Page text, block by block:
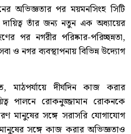
অভিজ্ঞতার পর ময়মনসিংহ সিটি
তাঁর জন্য নতুন এক অধ্যায়ের
পর নগরীর পরিষ্কার-পরিচ্ছন্নতা,
ও নগর ব্যবস্থাপনায় বিভিন্ন উদ্যোগ
মাঠপর্যায়ে দীর্ঘদিন কাজ করার
পালনে রোকনুজ্জামান রোকনকে
মানুষের সঙ্গে সরাসরি যোগাযোগ
মানুষের সঙ্গে কাজ করার অভিজ্ঞতাও